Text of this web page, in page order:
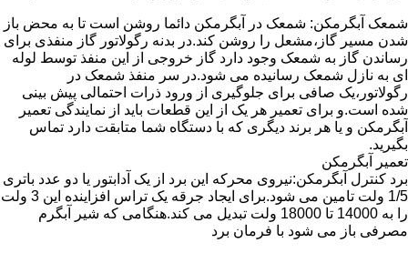
شمعک آبگرمکن: شمعک در آبگرمکن دائما روشن است تا به محض باز
شدن مسیر گاز،مشعل را روشن کند.در بدنه رگولاتور گاز منفذی برای
رساندن گاز به شمعک وجود دارد گاز خروجی از این منفذ توسط لوله
ای به نازل شمعک رسانیده می شود.در سر منفذ شمعک در
رگولاتور،یک صافی برای جلوگیری از ورود ذرات احتمالی پیش بینی
شده است.و برای تعمیر هر یک از این قطعات باید از نمایندگی تعمیر
آبگرمکن و یا هر برند دیگری که با دستگاه شما متابقت دارد تماس
بگیرید.
تعمیر آبگرمکن
برد کنترل آبگرمکن:نیروی محرکه این برد از یک آدابتور یا دو عدد باتری
1/5 ولت تامین می شود.برای ایجاد جرقه یک تراس افزاینده این 3 ولت
را به 14000 تا 18000 ولت تبدیل می کند.هنگامی که شیر آبگرم
مصرفی باز می شود با فرمان برد